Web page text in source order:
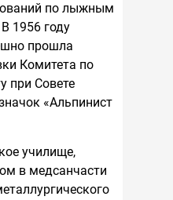
по лыжным
1956 году
прошла
Комитета по
при Совете
«Альпинист
училище,
в медсанчасти